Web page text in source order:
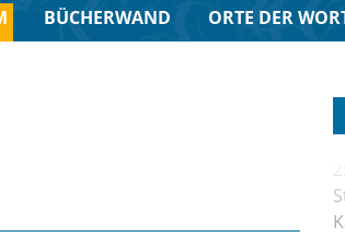
BÜCHERWAND ORTE DER